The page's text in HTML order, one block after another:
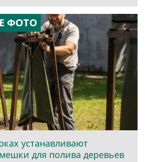
ФОТО
устанавливают
для полива деревьев